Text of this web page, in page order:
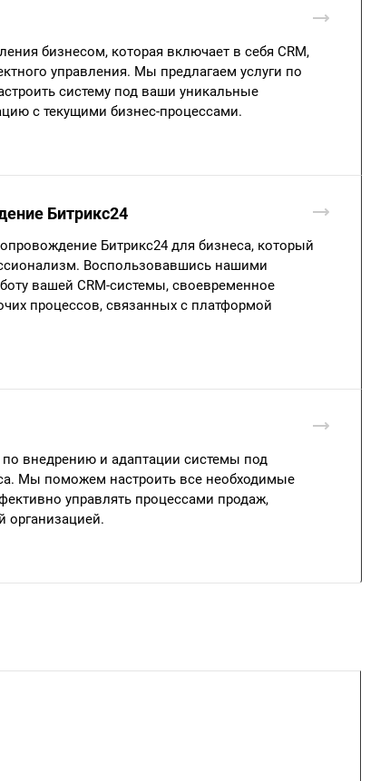
бизнесом, которая включает в себя CRM,
управления. Мы предлагаем услуги по
систему под ваши уникальные
с текущими бизнес-процессами.
Битрикс24
Битрикс24 для бизнеса, который
Воспользовавшись нашими
вашей CRM-системы, своевременное
процессов, связанных с платформой
по внедрению и адаптации системы под
Мы поможем настроить все необходимые
управлять процессами продаж,
организацией.